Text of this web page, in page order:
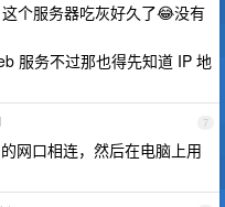
个服务器吃灰好久了😂没有
服务不过那也得先知道 IP 地
7
网口相连，然后在电脑上用